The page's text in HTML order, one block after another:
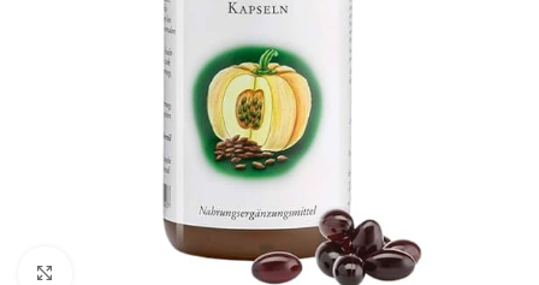
Kliknite za povećanje